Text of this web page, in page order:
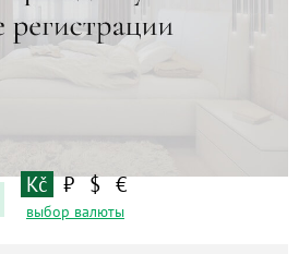
Kč ₽ $ €
выбор валюты